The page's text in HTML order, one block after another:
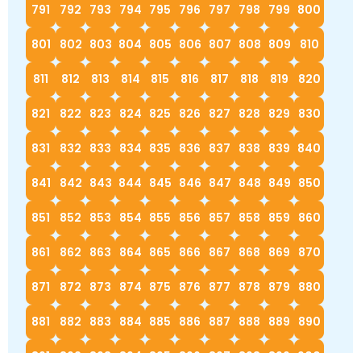
791 792 793 794 795 796 797 798 799 800
801 802 803 804 805 806 807 808 809 810
811 812 813 814 815 816 817 818 819 820
821 822 823 824 825 826 827 828 829 830
831 832 833 834 835 836 837 838 839 840
841 842 843 844 845 846 847 848 849 850
851 852 853 854 855 856 857 858 859 860
861 862 863 864 865 866 867 868 869 870
871 872 873 874 875 876 877 878 879 880
881 882 883 884 885 886 887 888 889 890